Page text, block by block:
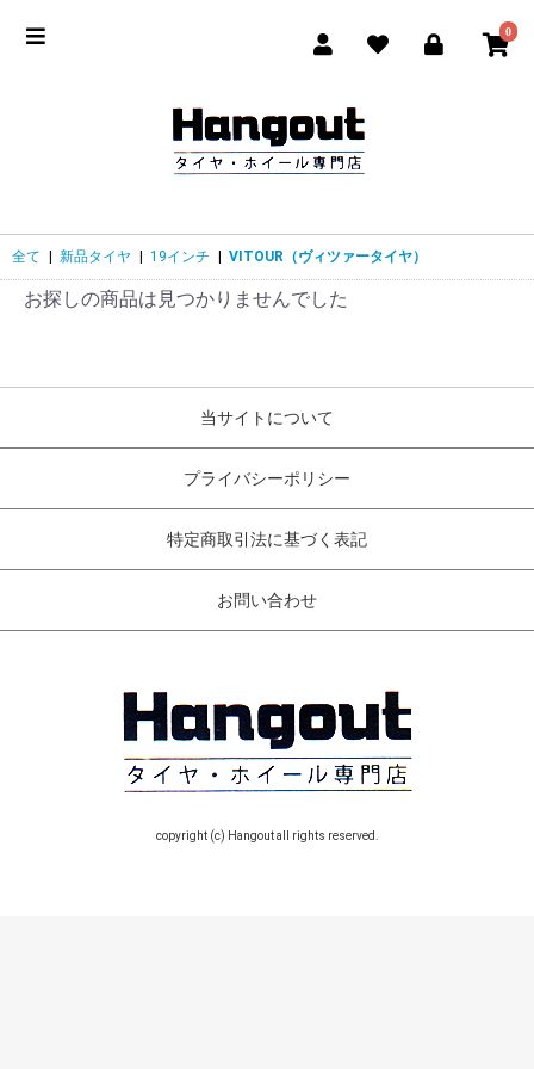
0
全て 新品タイヤ 19インチ VITOUR（ヴィツァータイヤ）
お探しの商品は見つかりませんでした
当サイトについて
プライバシーポリシー
特定商取引法に基づく表記
お問い合わせ
copyright (c) Hangout all rights reserved.